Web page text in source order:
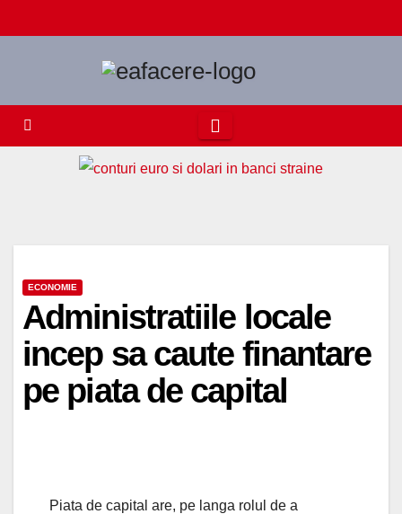
to
ECONOMIE
Administratiile locale
incep sa caute finantare
pe piata de capital
Piata de capital are, pe langa rolul de a